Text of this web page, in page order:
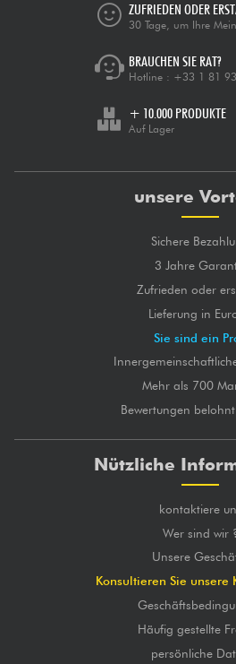
ZUFRIEDEN ODER
30 Tage, um Ihre
BRAUCHEN SIE RAT?
Hotline : +33 1 81
+ 10.000 PRODUKTE
Auf Lager
unsere
Sichere
3 Jahre
Zufrieden oder
Lieferung in
Sie sind ein
Mehr als 700
Bewertungen
Nützliche
kontaktiere
Wer sind wir
Unsere
Konsultieren Sie unsere
Häufig gestellte
persönliche